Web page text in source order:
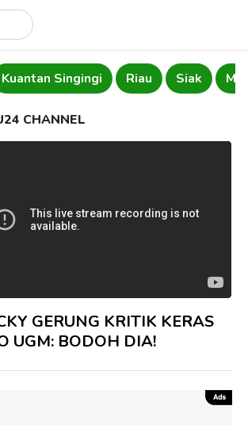
Kuantan Singingi Riau Siak
CHANNEL
GERUNG KRITIK KERAS
UGM: BODOH DIA!